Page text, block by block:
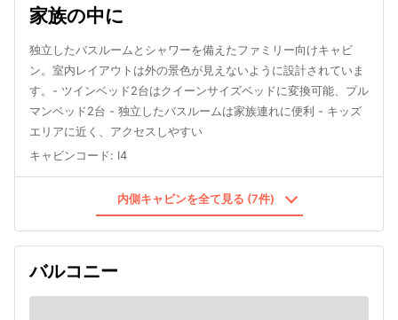
家族の中に
独立したバスルームとシャワーを備えたファミリー向けキャビ
ン。室内レイアウトは外の景色が見えないように設計されていま
す。- ツインベッド2台はクイーンサイズベッドに変換可能、プル
マンベッド2台 - 独立したバスルームは家族連れに便利 - キッズ
エリアに近く、アクセスしやすい
キャビンコード: I4
内側キャビンを全て見る (7件)
バルコニー